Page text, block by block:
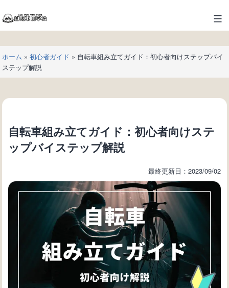
ン
テ
ツ
へ
ス
ッ
自
転
車
の
学
ホーム » 初心者ガイド » 自転車組み立てガイド：初心者向けステップバイ
ステップ解説
自転車組み立てガイド：初心者向けステ
ップバイステップ解説
最終更新日：2023/09/02